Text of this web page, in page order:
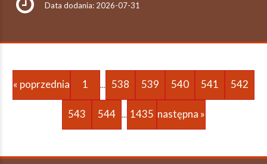
Data dodania: 2026-07-31
« poprzednia 1 ... 538 539 540 541 542
543 544 ... 1435 następna »